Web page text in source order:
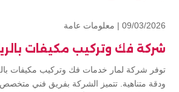
09/03/2026 | معلومات عامة
شركة فك وتركيب مكيفات
توفر شركة لمار خدمات فك وتركيب مكيفات
ودقة متناهية. تتميز الشركة بفريق فني